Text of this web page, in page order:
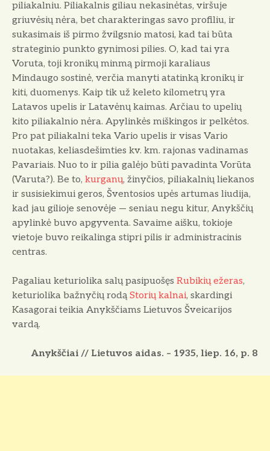
piliakalniu. Piliakalnis giliau nekasinėtas, viršuje
griuvėsių nėra, bet charakteringas savo profiliu, ir
sukasimais iš pirmo žvilgsnio matosi, kad tai būta
strateginio punkto gy­nimosi pilies. O, kad tai yra
Voruta, toji kroni­kų minmą pirmoji karaliaus
Mindaugo sostinė, verčia manyti atatinką kronikų ir
kiti, duome­nys. Kaip tik už keleto kilometrų yra
Latavos upelis ir Latavėnų kaimas. Arčiau to upelių
kito piliakalnio nėra. Apylinkės miškingos ir pelkėtos.
Pro pat piliakalni teka Vario upelis ir visas Vario
nuotakas, keliasdešimties kv. km. rajonas vadinamas
Pavariais. Nuo to ir pilia galėjo būti pavadinta Vorūta
(Varuta?). Be to, kurganų, žinyčios, piliakalnių liekanos
ir susisiekimui geros, Šventosios upės artumas liu­dija,
kad jau gilioje senovėje — seniau negu kitur, Anykščių
apylinkė buvo apgyventa. Sa­vaime aišku, tokioje
vietoje buvo reikalinga stipri pilis ir administracinis
centras.
Pagaliau keturiolika salų pasipuošęs Rubikių ežeras,
keturiolika bažnyčių rodą Storių kalnai, skardingi
Kasagorai teikia Anykščiams Lietuvos Šveicarijos
vardą.
Anykščiai // Lietuvos aidas. – 1935, liep. 16, p. 8